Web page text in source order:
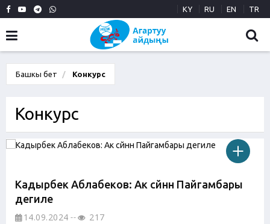
KY RU EN TR
Башкы бет Конкурс
Конкурс
Кадырбек Аблабеков: Ак сүйүүнүн Пайгамбары
дегиле
14.09.2024 217